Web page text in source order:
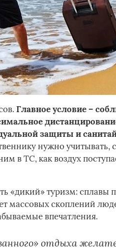
Главное условие –
защиты и
нужно учитывать,
в ТС, как воздух
«дикий» туризм: сплавы
массовых скоплений
впечатления.
отдыха